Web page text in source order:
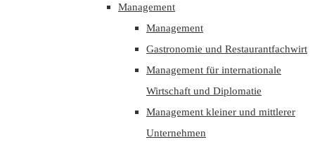
Management
Management
Gastronomie und Restaurantfachwirt
Management für internationale
Wirtschaft und Diplomatie
Management kleiner und mittlerer
Unternehmen